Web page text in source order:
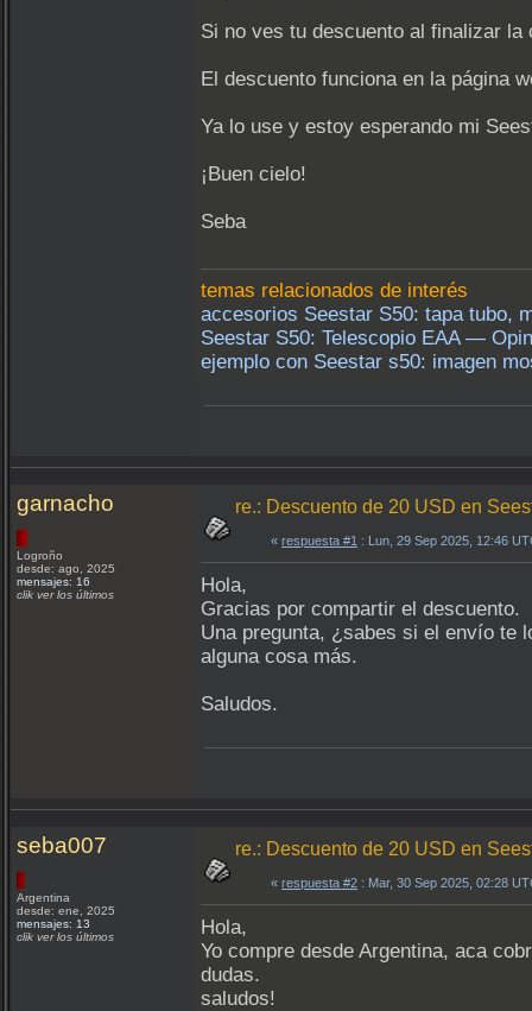
Si no ves tu descuento al finalizar
El descuento funciona en la página
Ya lo use y estoy esperando mi
¡Buen cielo!
Seba
temas relacionados de interés
accesorios Seestar S50: tapa tubo,
Seestar S50: Telescopio EAA —
ejemplo con Seestar s50: imagen
garnacho
Logroño
desde: ago, 2025
mensajes: 16
clik ver los últimos
re.: Descuento de 20 USD en
« respuesta #1 : Lun, 29 Sep 2025, 12:46
Hola,
Gracias por compartir el descuento.
Una pregunta, ¿sabes si el envío te
alguna cosa más.
Saludos.
seba007
Argentina
desde: ene, 2025
mensajes: 13
clik ver los últimos
re.: Descuento de 20 USD en
« respuesta #2 : Mar, 30 Sep 2025, 02:28
Hola,
Yo compre desde Argentina, aca
dudas.
saludos!